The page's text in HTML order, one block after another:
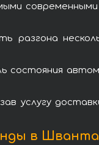
состояния
услугу
в